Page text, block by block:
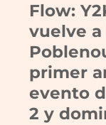
Flow:
vuelve a
primer
evento
2 y